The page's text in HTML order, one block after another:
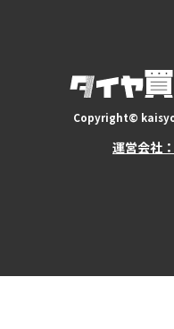
Copyright©
運営会社